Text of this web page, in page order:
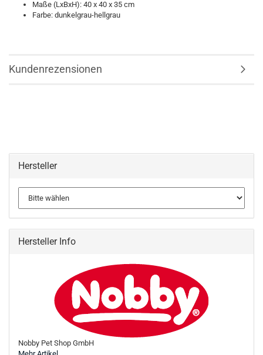
Maße (LxBxH): 40 x 40 x 35 cm
Farbe: dunkelgrau-hellgrau
Kundenrezensionen
Hersteller
Hersteller Info
Nobby Pet Shop GmbH